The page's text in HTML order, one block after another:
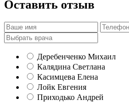
Оставить отзыв
Деребенченко Михаил
Калядина Светлана
Касимцева Елена
Лойк Евгения
Приходько Андрей